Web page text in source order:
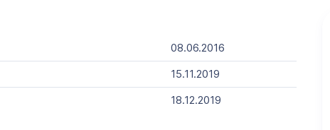
08.06.2016
15.11.2019
18.12.2019